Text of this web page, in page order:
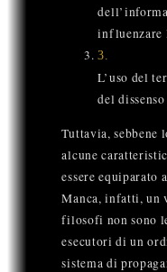
influenzare
3.
L’uso del
del
Tuttavia, sebbene
alcune
essere
Manca, infatti, un
filosofi non sono
esecutori di un
sistema di